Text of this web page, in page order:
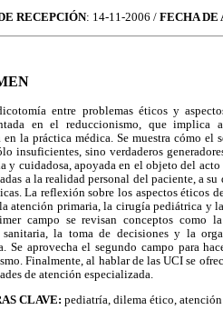
RECEPCIÓN: 14-11-2006 / FECHA DE
entre problemas éticos y
en el reduccionismo, que
en la práctica médica. Se muestra cómo el
insuficientes, sino verdaderos
y cuidadosa, apoyada en el objeto del
a la realidad personal del paciente, a
La reflexión sobre los aspectos éticos
atención primaria, la cirugía pediátrica y
campo se revisan conceptos como
sanitaria, la toma de decisiones y la
Se aprovecha el segundo campo para
Finalmente, al hablar de las UCI se
de atención especializada.
CLAVE: pediatría, dilema ético,